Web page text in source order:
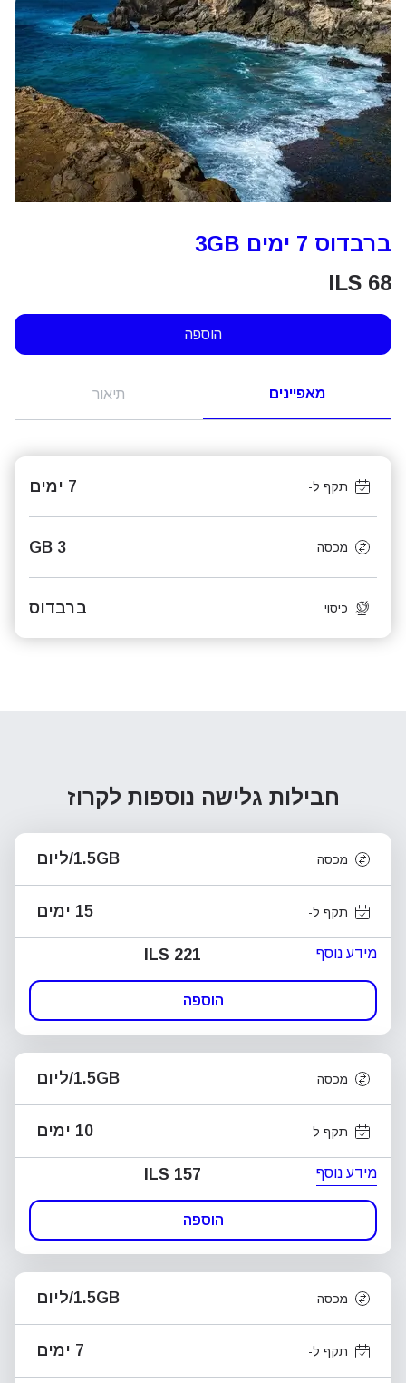
ברבדוס 7 ימים 3GB
ILS 68
הוספה
מאפיינים תיאור
תקף ל- 7 ימים
מכסה 3 GB
כיסוי ברבדוס
חבילות גלישה נוספות לקרוז
מכסה 1.5GB/ליום
תקף ל- 15 ימים
מידע נוסף ILS 221
הוספה
מכסה 1.5GB/ליום
תקף ל- 10 ימים
מידע נוסף ILS 157
הוספה
מכסה 1.5GB/ליום
תקף ל- 7 ימים